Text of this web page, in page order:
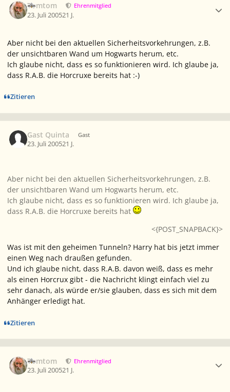
Tomtom Ehrenmitglied
23. Juli 200521 J.
Aber nicht bei den aktuellen Sicherheitsvorkehrungen, z.B.
der unsichtbaren Wand um Hogwarts herum, etc.
Ich glaube nicht, dass es so funktionieren wird. Ich glaube ja,
dass R.A.B. die Horcruxe bereits hat :-)
Zitieren
Gast Quinta Gast
23. Juli 200521 J.
Aber nicht bei den aktuellen Sicherheitsvorkehrungen, z.B.
der unsichtbaren Wand um Hogwarts herum, etc.
Ich glaube nicht, dass es so funktionieren wird. Ich glaube ja,
dass R.A.B. die Horcruxe bereits hat
<{POST_SNAPBACK}>
Was ist mit den geheimen Tunneln? Harry hat bis jetzt immer
einen Weg nach draußen gefunden.
Und ich glaube nicht, dass R.A.B. davon weiß, dass es mehr
als einen Horcrux gibt - die Nachricht klingt einfach viel zu
sehr danach, als würde er/sie glauben, dass es sich mit dem
Anhänger erledigt hat.
Zitieren
Tomtom Ehrenmitglied
23. Juli 200521 J.